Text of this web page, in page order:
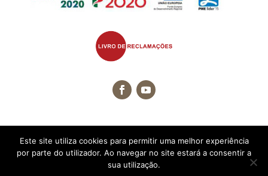
Este site utiliza cookies para permitir uma melhor experiência
por parte do utilizador. Ao navegar no site estará a consentir a
sua utilização.